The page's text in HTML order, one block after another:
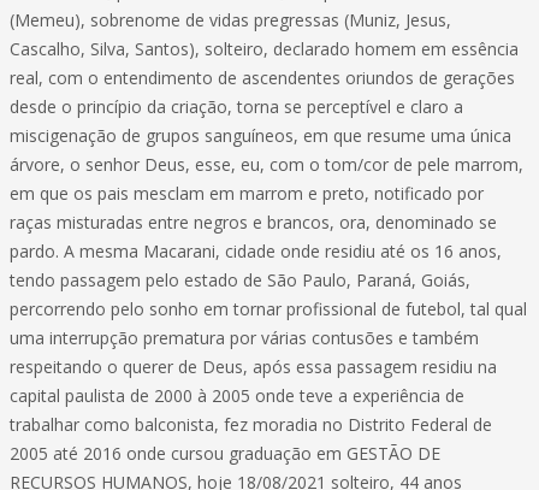
(Memeu), sobrenome de vidas pregressas (Muniz, Jesus,
Cascalho, Silva, Santos), solteiro, declarado homem em essência
real, com o entendimento de ascendentes oriundos de gerações
desde o princípio da criação, torna se perceptível e claro a
miscigenação de grupos sanguíneos, em que resume uma única
árvore, o senhor Deus, esse, eu, com o tom/cor de pele marrom,
em que os pais mesclam em marrom e preto, notificado por
raças misturadas entre negros e brancos, ora, denominado se
pardo. A mesma Macarani, cidade onde residiu até os 16 anos,
tendo passagem pelo estado de São Paulo, Paraná, Goiás,
percorrendo pelo sonho em tornar profissional de futebol, tal qual
uma interrupção prematura por várias contusões e também
respeitando o querer de Deus, após essa passagem residiu na
capital paulista de 2000 à 2005 onde teve a experiência de
trabalhar como balconista, fez moradia no Distrito Federal de
2005 até 2016 onde cursou graduação em GESTÃO DE
RECURSOS HUMANOS, hoje 18/08/2021 solteiro, 44 anos